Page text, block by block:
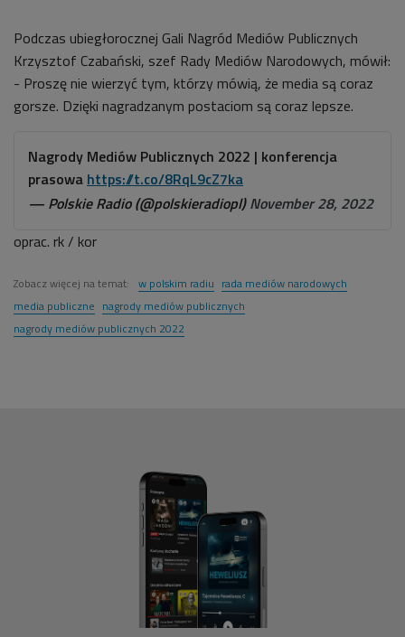
Podczas ubiegłorocznej Gali Nagród Mediów Publicznych
Krzysztof Czabański, szef Rady Mediów Narodowych, mówił:
- Proszę nie wierzyć tym, którzy mówią, że media są coraz
gorsze. Dzięki nagradzanym postaciom są coraz lepsze.
Nagrody Mediów Publicznych 2022 | konferencja
prasowa https://t.co/8RqL9cZ7ka
— Polskie Radio (@polskieradiopl)November 28, 2022
oprac. rk / kor
Zobacz więcej na temat: w polskim radiu rada mediów narodowych
media publiczne nagrody mediów publicznych
nagrody mediów publicznych 2022